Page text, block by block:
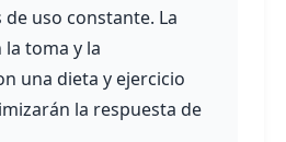
de uso constante. La
la toma y la
una dieta y ejercicio
la respuesta de